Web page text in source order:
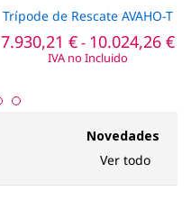
producto
múltiples
se
elegir
en
Trípode de Rescate AVAHO-T
7.930,21 €- 10.024,26 €
de
IVA no Incluido
Novedades
Ver todo